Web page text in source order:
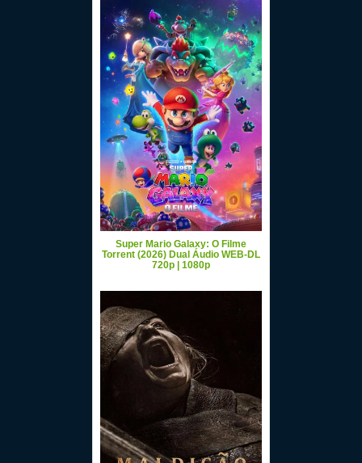
Super Mario Galaxy: O Filme
Torrent (2026) Dual Áudio WEB-DL
720p | 1080p